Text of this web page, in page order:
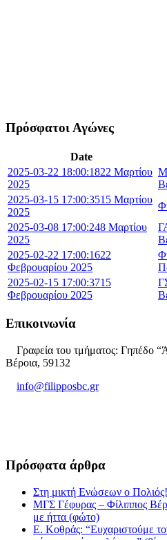
Πρόσφατοι Αγώνες
Date
2025-03-22 18:00:1822 Μαρτίου
2025
2025-03-15 17:00:3515 Μαρτίου
2025
2025-03-08 17:00:248 Μαρτίου
2025
2025-02-22 17:00:1622
Φεβρουαρίου 2025
2025-02-15 17:00:3715
Φεβρουαρίου 2025
Επικοινωνία
Γραφεία του τμήματος: Γηπέδο
Βέροια, 59132
info@filipposbc.gr
Πρόσφατα άρθρα
Στη μικτή Ενώσεων ο Πολιός!
ΜΓΣ Γέφυρας – Φίλιππος
με ήττα (φώτο)
Ε. Κοθράς: “Ευχαριστούμε